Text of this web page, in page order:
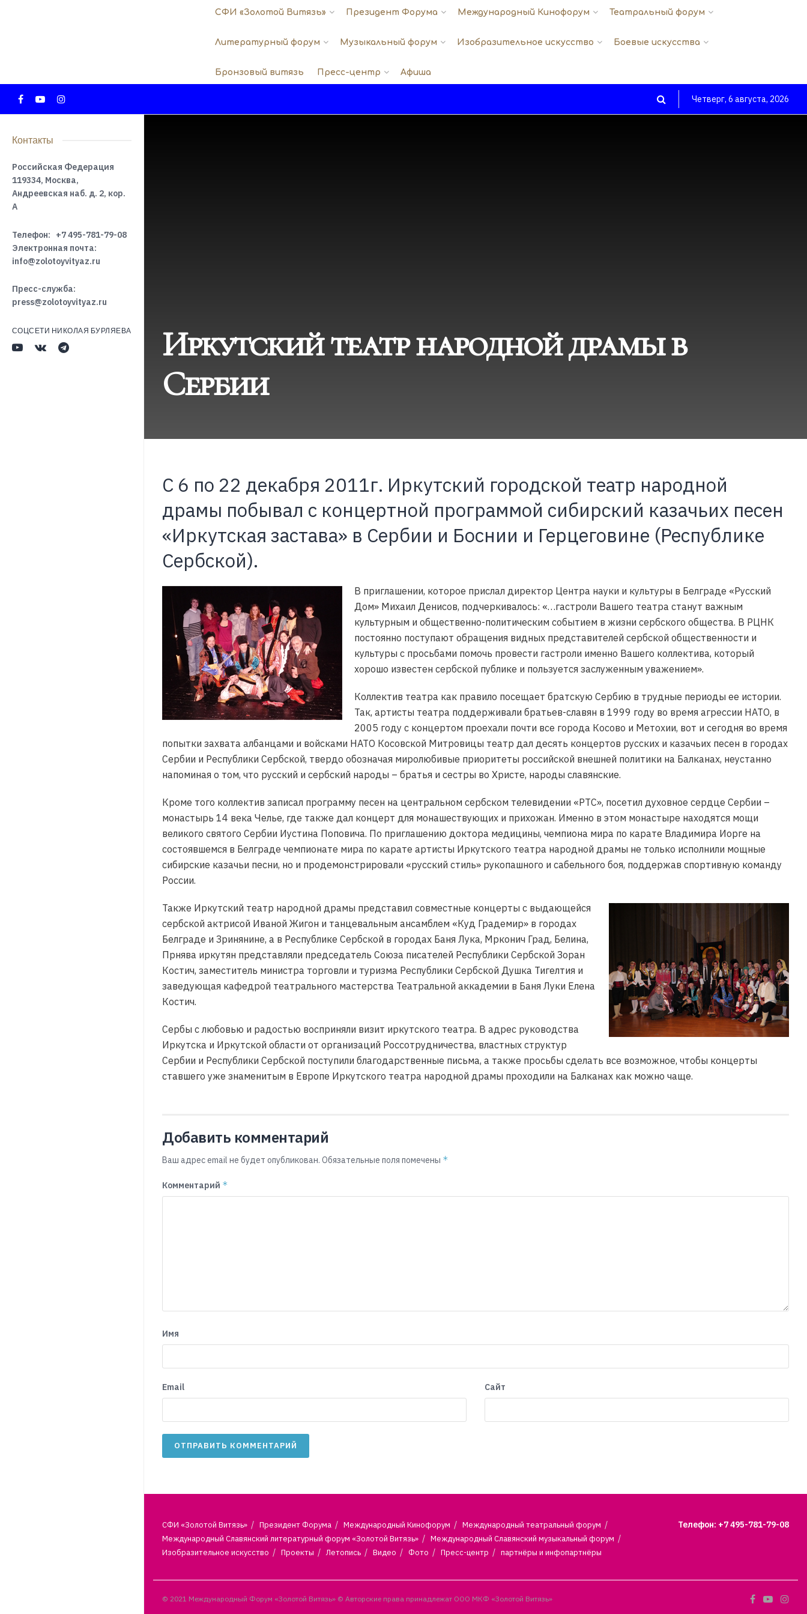
Контакты
Российская Федерация
119334, Москва,
Андреевская наб. д. 2, кор.
А
Телефон: +7 495-781-79-08
Электронная почта:
info@zolotoyvityaz.ru
Пресс-служба:
press@zolotoyvityaz.ru
СОЦСЕТИ НИКОЛАЯ БУРЛЯЕВА
СФИ «Золотой Витязь» Президент Форума Международный Кинофорум Театральный форум
Литературный форум Музыкальный форум Изобразительное искусство Боевые искусства
Бронзовый витязь Пресс-центр Афиша
Четверг, 6 августа, 2026
Иркутский театр народной драмы в
Сербии
С 6 по 22 декабря 2011г. Иркутский городской театр народной
драмы побывал с концертной программой сибирский казачьих песен
«Иркутская застава» в Сербии и Боснии и Герцеговине (Республике
Сербской).
В приглашении, которое прислал директор Центра науки и культуры в Белграде «Русский
Дом» Михаил Денисов, подчеркивалось: «…гастроли Вашего театра станут важным
культурным и общественно-политическим событием в жизни сербского общества. В РЦНК
постоянно поступают обращения видных представителей сербской общественности и
культуры с просьбами помочь провести гастроли именно Вашего коллектива, который
хорошо известен сербской публике и пользуется заслуженным уважением».
Коллектив театра как правило посещает братскую Сербию в трудные периоды ее истории.
Так, артисты театра поддерживали братьев-славян в 1999 году во время агрессии НАТО, в
2005 году с концертом проехали почти все города Косово и Метохии, вот и сегодня во время
попытки захвата албанцами и войсками НАТО Косовской Митровицы театр дал десять концертов русских и казачьих песен в городах
Сербии и Республики Сербской, твердо обозначая миролюбивые приоритеты российской внешней политики на Балканах, неустанно
напоминая о том, что русский и сербский народы – братья и сестры во Христе, народы славянские.
Кроме того коллектив записал программу песен на центральном сербском телевидении «РТС», посетил духовное сердце Сербии –
монастырь 14 века Челье, где также дал концерт для монашествующих и прихожан. Именно в этом монастыре находятся мощи
великого святого Сербии Иустина Поповича. По приглашению доктора медицины, чемпиона мира по карате Владимира Иорге на
состоявшемся в Белграде чемпионате мира по карате артисты Иркутского театра народной драмы не только исполнили мощные
сибирские казачьи песни, но и продемонстрировали «русский стиль» рукопашного и сабельного боя, поддержав спортивную команду
России.
Также Иркутский театр народной драмы представил совместные концерты с выдающейся
сербской актрисой Иваной Жигон и танцевальным ансамблем «Куд Градемир» в городах
Белграде и Зринянине, а в Республике Сербской в городах Баня Лука, Мрконич Град, Белина,
Прнява иркутян представляли председатель Союза писателей Республики Сербской Зоран
Костич, заместитель министра торговли и туризма Республики Сербской Душка Тигелтия и
заведующая кафедрой театрального мастерства Театральной аккадемии в Баня Луки Елена
Костич.
Сербы с любовью и радостью восприняли визит иркутского театра. В адрес руководства
Иркутска и Иркутской области от организаций Россотрудничества, властных структур
Сербии и Республики Сербской поступили благодарственные письма, а также просьбы сделать все возможное, чтобы концерты
ставшего уже знаменитым в Европе Иркутского театра народной драмы проходили на Балканах как можно чаще.
Добавить комментарий
Ваш адрес email не будет опубликован. Обязательные поля помечены *
Комментарий *
Имя
Email Сайт
СФИ «Золотой Витязь» Президент Форума Международный Кинофорум
Международный театральный форум
Международный Славянский литературный форум «Золотой Витязь»
Международный Славянский музыкальный форум
Изобразительное искусство
Проекты Летопись Видео Фото Пресс-центр партнёры и инфопартнёры
Телефон: +7 495-781-79-08
© 2021 Международный Форум «Золотой Витязь» © Авторские права принадлежат ООО МКФ «Золотой Витязь»